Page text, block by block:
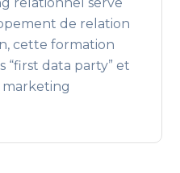
de relation
cette formation
“first data party” et